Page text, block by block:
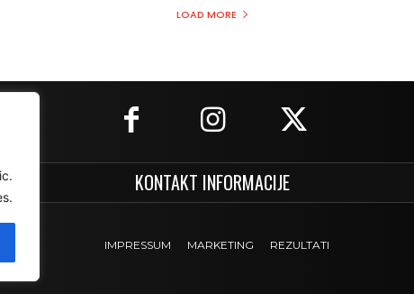
LOAD MORE
KONTAKT INFORMACIJE
IMPRESSUM MARKETING REZULTATI